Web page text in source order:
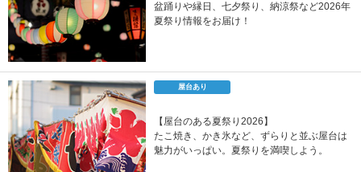
盆踊りや縁日、七夕祭り、納涼祭など2026年
夏祭り情報をお届け！
屋台あり
【屋台のある夏祭り2026】
たこ焼き、かき氷など、ずらりと並ぶ屋台は
魅力がいっぱい。夏祭りを満喫しよう。